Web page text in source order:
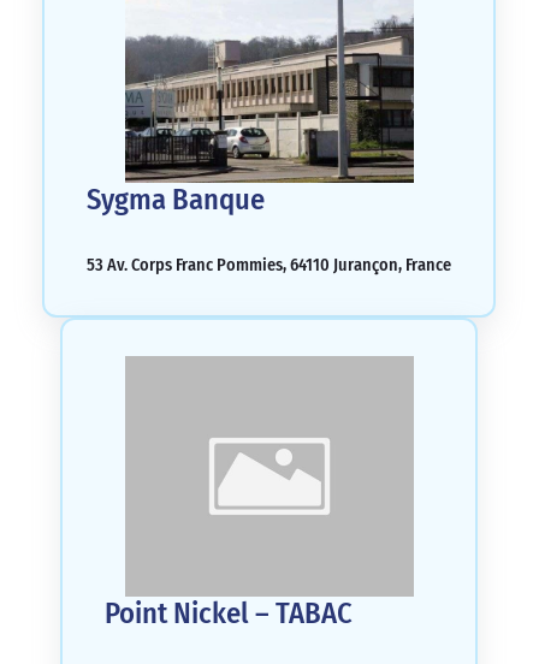
Sygma Banque
53 Av. Corps Franc Pommies, 64110 Jurançon, France
Point Nickel – TABAC